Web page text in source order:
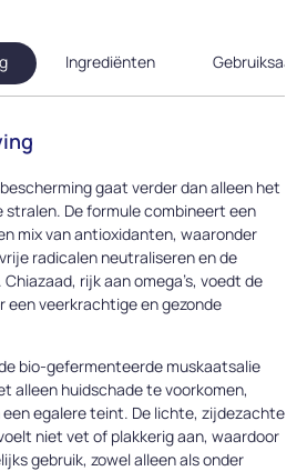
Ingrediënten
gaat verder dan alleen het
De formule combineert een
mix van antioxidanten, waaronder
radicalen neutraliseren en de
rijk aan omega’s, voedt de
een veerkrachtige en gezonde
bio-gefermenteerde muskaatsalie
alleen huidschade te voorkomen,
egalere teint. De lichte, zijdezachte
niet vet of plakkerig aan, waardoor
gebruik, zowel alleen als onder